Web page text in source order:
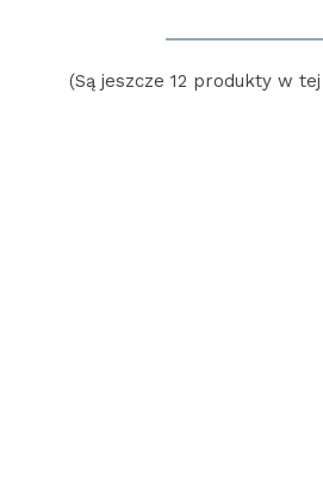
(Są jeszcze 12 produkty w